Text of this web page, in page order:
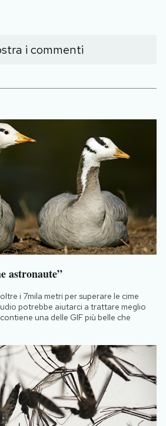
i commenti
astronaute”
i 7mila metri per superare le cime
potrebbe aiutarci a trattare meglio
una delle GIF più belle che